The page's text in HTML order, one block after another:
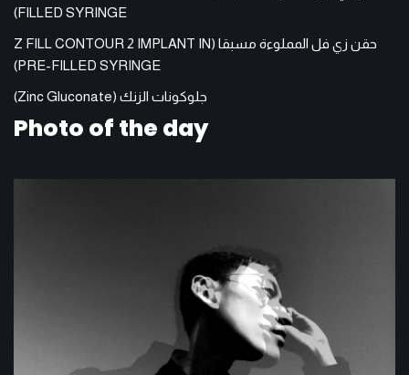
FILLED SYRINGE)
حقن زي فل المملوءة مسبقا (Z FILL CONTOUR 2 IMPLANT IN
PRE-FILLED SYRINGE)
جلوكونات الزنك (Zinc Gluconate)
Photo of the day